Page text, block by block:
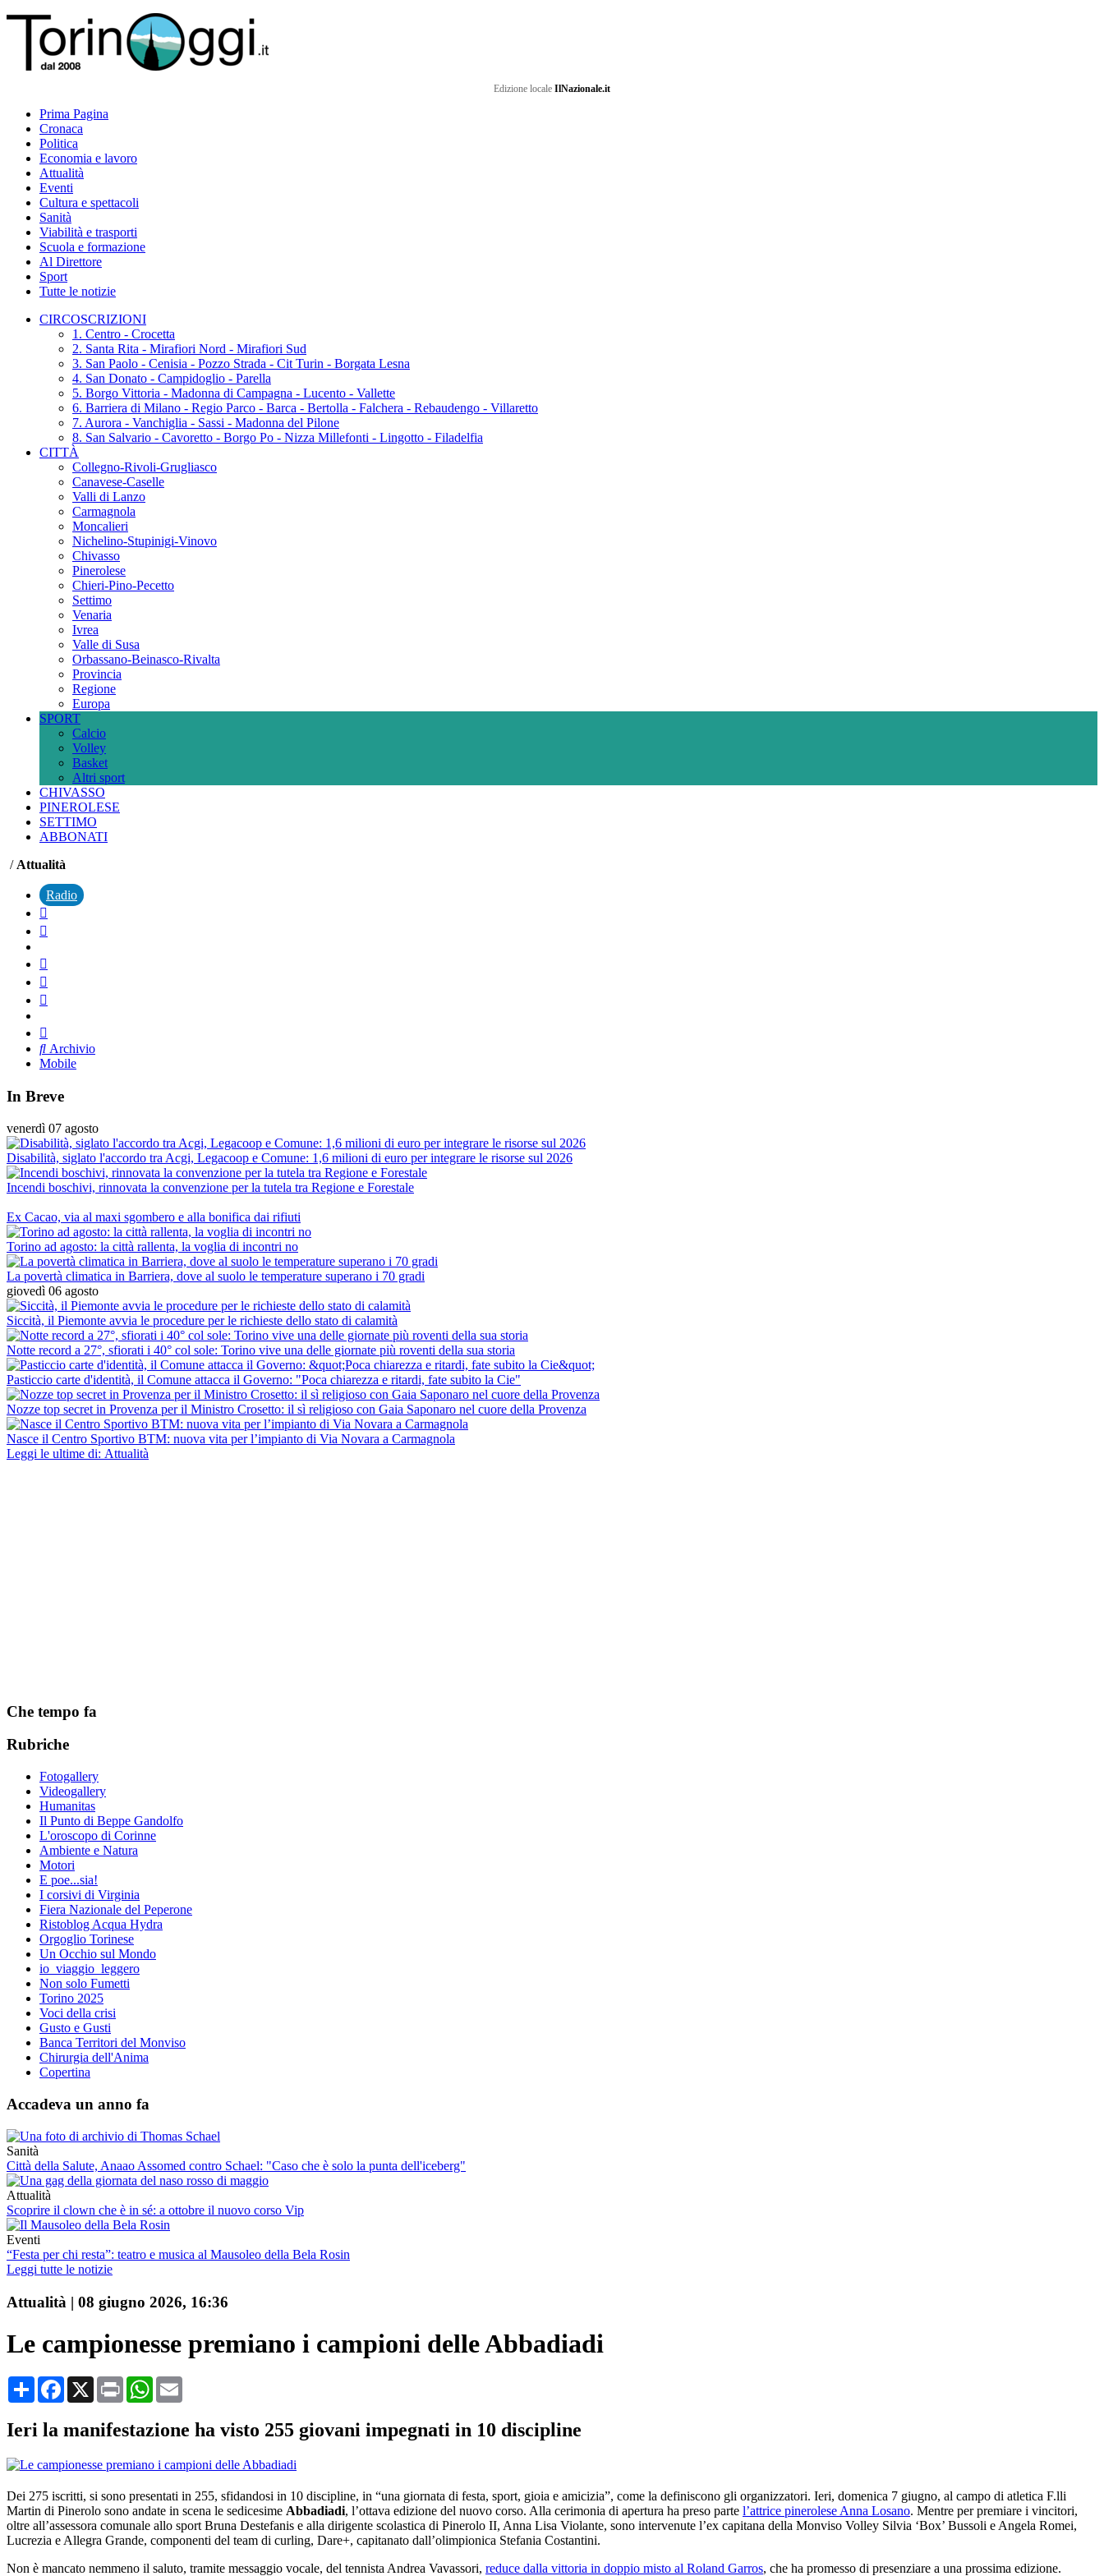
Edizione locale IlNazionale.it
Prima Pagina
Cronaca
Politica
Economia e lavoro
Attualità
Eventi
Cultura e spettacoli
Sanità
Viabilità e trasporti
Scuola e formazione
Al Direttore
Sport
Tutte le notizie
CIRCOSCRIZIONI
1. Centro - Crocetta
2. Santa Rita - Mirafiori Nord - Mirafiori Sud
3. San Paolo - Cenisia - Pozzo Strada - Cit Turin - Borgata Lesna
4. San Donato - Campidoglio - Parella
5. Borgo Vittoria - Madonna di Campagna - Lucento - Vallette
6. Barriera di Milano - Regio Parco - Barca - Bertolla - Falchera - Rebaudengo - Villaretto
7. Aurora - Vanchiglia - Sassi - Madonna del Pilone
8. San Salvario - Cavoretto - Borgo Po - Nizza Millefonti - Lingotto - Filadelfia
CITTÀ
Collegno-Rivoli-Grugliasco
Canavese-Caselle
Valli di Lanzo
Carmagnola
Moncalieri
Nichelino-Stupinigi-Vinovo
Chivasso
Pinerolese
Chieri-Pino-Pecetto
Settimo
Venaria
Ivrea
Valle di Susa
Orbassano-Beinasco-Rivalta
Provincia
Regione
Europa
SPORT
Calcio
Volley
Basket
Altri sport
CHIVASSO
PINEROLESE
SETTIMO
ABBONATI
/ Attualità
Radio
Archivio
Mobile
In Breve
venerdì 07 agosto
Disabilità, siglato l'accordo tra Acgi, Legacoop e Comune: 1,6 milioni di euro per integrare le risorse sul 2026
Incendi boschivi, rinnovata la convenzione per la tutela tra Regione e Forestale
Ex Cacao, via al maxi sgombero e alla bonifica dai rifiuti
Torino ad agosto: la città rallenta, la voglia di incontri no
La povertà climatica in Barriera, dove al suolo le temperature superano i 70 gradi
giovedì 06 agosto
Siccità, il Piemonte avvia le procedure per le richieste dello stato di calamità
Notte record a 27°, sfiorati i 40° col sole: Torino vive una delle giornate più roventi della sua storia
Pasticcio carte d'identità, il Comune attacca il Governo: "Poca chiarezza e ritardi, fate subito la Cie"
Nozze top secret in Provenza per il Ministro Crosetto: il sì religioso con Gaia Saponaro nel cuore della Provenza
Nasce il Centro Sportivo BTM: nuova vita per l’impianto di Via Novara a Carmagnola
Leggi le ultime di: Attualità
Che tempo fa
Rubriche
Fotogallery
Videogallery
Humanitas
Il Punto di Beppe Gandolfo
L'oroscopo di Corinne
Ambiente e Natura
Motori
E poe...sia!
I corsivi di Virginia
Fiera Nazionale del Peperone
Ristoblog Acqua Hydra
Orgoglio Torinese
Un Occhio sul Mondo
io_viaggio_leggero
Non solo Fumetti
Torino 2025
Voci della crisi
Gusto e Gusti
Banca Territori del Monviso
Chirurgia dell'Anima
Copertina
Accadeva un anno fa
Sanità
Città della Salute, Anaao Assomed contro Schael: "Caso che è solo la punta dell'iceberg"
Attualità
Scoprire il clown che è in sé: a ottobre il nuovo corso Vip
Eventi
“Festa per chi resta”: teatro e musica al Mausoleo della Bela Rosin
Leggi tutte le notizie
Attualità | 08 giugno 2026, 16:36
Le campionesse premiano i campioni delle Abbadiadi
CondividiFacebook
X Print WhatsApp
Ieri la manifestazione ha visto 255 giovani impegnati in 10 discipline
Dei 275 iscritti, si sono presentati in 255, sfidandosi in 10 discipline, in “una giornata di festa, sport, gioia e amicizia”, come la definiscono gli organizzatori. Ieri, domenica 7 giugno, al campo di atletica F.lli
Martin di Pinerolo sono andate in scena le sedicesime Abbadiadi, l’ottava edizione del nuovo corso. Alla cerimonia di apertura ha preso parte l’attrice pinerolese Anna Losano. Mentre per premiare i vincitori,
oltre all’assessora comunale allo sport Bruna Destefanis e alla dirigente scolastica di Pinerolo II, Anna Lisa Violante, sono intervenute l’ex capitana della Monviso Volley Silvia ‘Box’ Bussoli e Angela Romei,
Lucrezia e Allegra Grande, componenti del team di curling, Dare+, capitanato dall’olimpionica Stefania Costantini.
Non è mancato nemmeno il saluto, tramite messaggio vocale, del tennista Andrea Vavassori, reduce dalla vittoria in doppio misto al Roland Garros, che ha promesso di presenziare a una prossima edizione.